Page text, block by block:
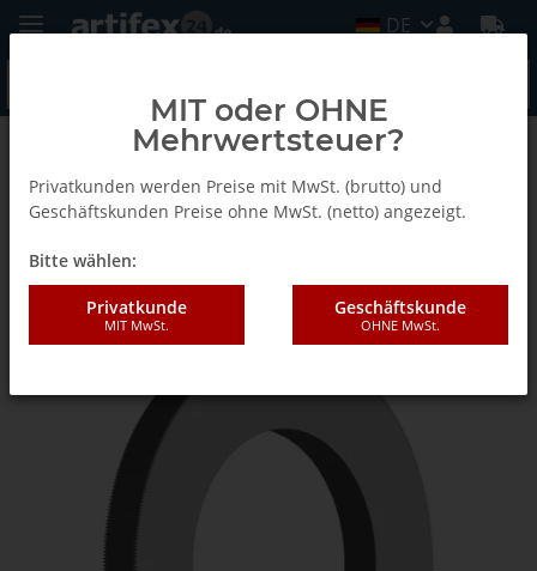
DE
Zurück zur Liste Reduzierringe für Kreissägeblätter
AKE Reduzierring 25/ 20X2,0
MIT oder OHNE
Mehrwertsteuer?
Privatkunden werden Preise mit MwSt. (brutto) und
Geschäftskunden Preise ohne MwSt. (netto) angezeigt.
Bitte wählen:
Privatkunde
MIT MwSt.
Geschäftskunde
OHNE MwSt.